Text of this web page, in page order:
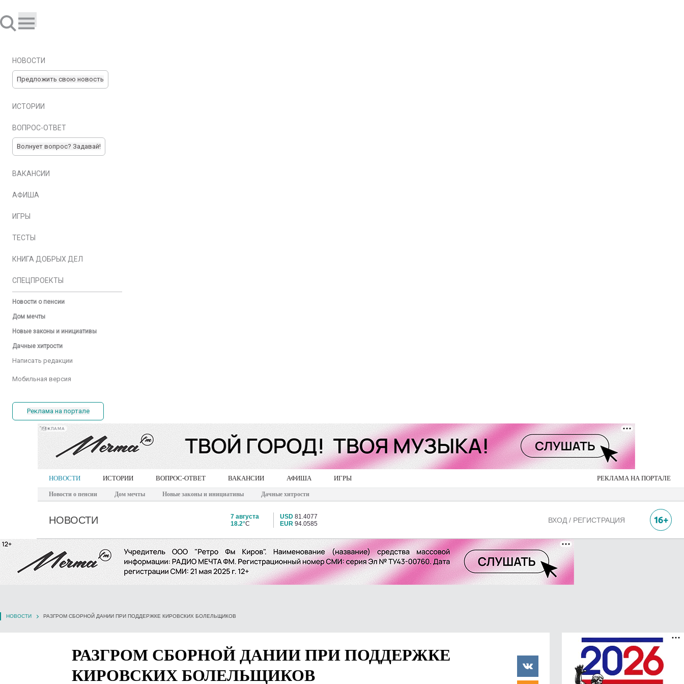
НОВОСТИ
Предложить свою новость
ИСТОРИИ
ВОПРОС-ОТВЕТ
Волнует вопрос? Задавай!
ВАКАНСИИ
АФИША
ИГРЫ
ТЕСТЫ
КНИГА ДОБРЫХ ДЕЛ
СПЕЦПРОЕКТЫ
Новости о пенсии
Дом мечты
Новые законы и инициативы
Дачные хитрости
Написать редакции
Мобильная версия
Реклама на портале
РЕКЛАМА
НОВОСТИ ИСТОРИИ ВОПРОС-ОТВЕТ ВАКАНСИИ АФИША ИГРЫ РЕКЛАМА НА ПОРТАЛЕ
Новости о пенсии Дом мечты Новые законы и инициативы Дачные хитрости
НОВОСТИ
7 августа
18.2°C
USD 81.4077
EUR 94.0585 ВХОД / РЕГИСТРАЦИЯ
НОВОСТИ РАЗГРОМ СБОРНОЙ ДАНИИ ПРИ ПОДДЕРЖКЕ КИРОВСКИХ БОЛЕЛЬЩИКОВ
РАЗГРОМ СБОРНОЙ ДАНИИ ПРИ ПОДДЕРЖКЕ
КИРОВСКИХ БОЛЕЛЬЩИКОВ